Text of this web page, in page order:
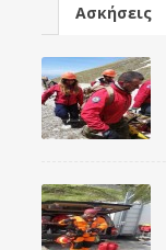
Ασκήσεις